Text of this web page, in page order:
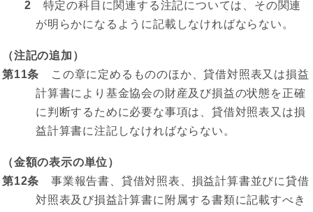
2 特定の科目に関連する注記については、その関連
が明らかになるように記載しなければならない。
（注記の追加）
第11条 この章に定めるもののほか、貸借対照表又は損益
計算書により基金協会の財産及び損益の状態を正確
に判断するために必要な事項は、貸借対照表又は損
益計算書に注記しなければならない。
（金額の表示の単位）
第12条 事業報告書、貸借対照表、損益計算書並びに貸借
対照表及び損益計算書に附属する書類に記載すべき